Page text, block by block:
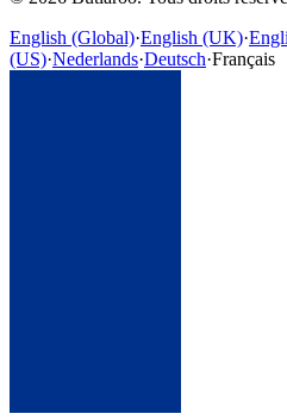
English (Global)·English (UK)·
(US)·Nederlands·Deutsch·Français